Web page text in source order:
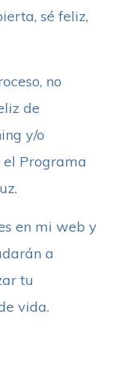
sé feliz,
no
de
y/o
el Programa
en mi web y
a
tu
vida.